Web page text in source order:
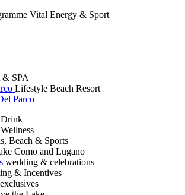
Vital Energy & Sport
& SPA
Lifestyle Beach Resort
Parco
Beach & Sports
Como and Lugano
wedding & celebrations
& Incentives